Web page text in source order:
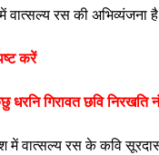
वात्सल्य रस की अभिव्यंजना
करें
गिरावत छवि निरखति
में वात्सल्य रस के कवि